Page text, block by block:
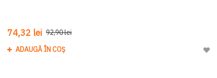
74,32 lei 92,90 lei
ADAUGĂ ÎN COȘ